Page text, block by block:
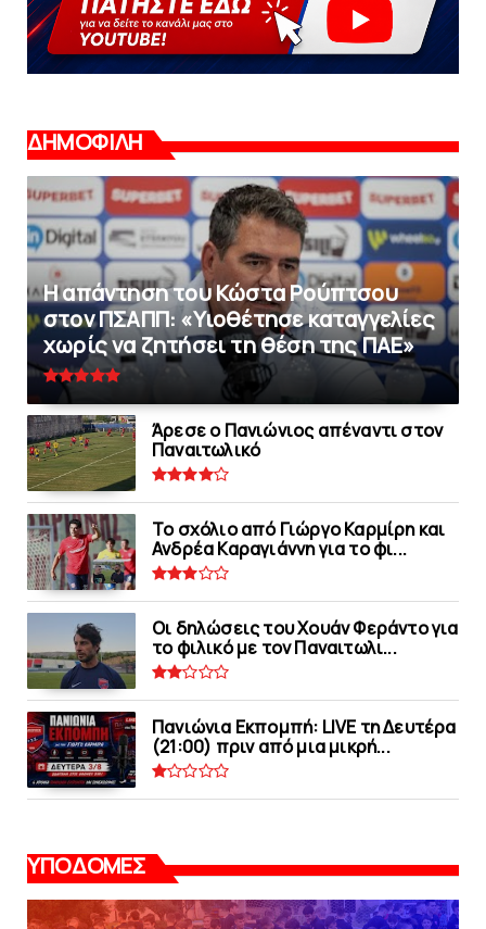
ΔΗΜΟΦΙΛΗ
Η απάντηση του Κώστα Ρούπτσου
στον ΠΣΑΠΠ: «Υιοθέτησε καταγγελίες
χωρίς να ζητήσει τη θέση της ΠAΕ»
Άρεσε ο Πανιώνιος απέναντι στoν
Παναιτωλικό
Το σχόλιο από Γιώργο Καρμίρη και
Ανδρέα Καραγιάννη για το φι...
Οι δηλώσεις του Χουάν Φεράντο για
το φιλικό με τoν Παναιτωλι...
Πανιώνια Εκπομπή: LIVE τη Δευτέρα
(21:00) πριν από μια μικρή...
ΥΠΟΔΟΜΕΣ